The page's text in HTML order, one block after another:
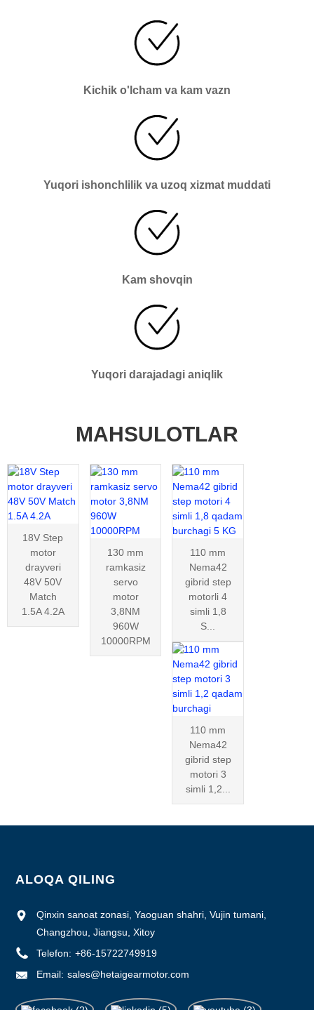
Kichik o'lcham va kam vazn
Yuqori ishonchlilik va uzoq xizmat muddati
Kam shovqin
Yuqori darajadagi aniqlik
MAHSULOTLAR
18V Step
motor
drayveri
48V 50V
Match
1.5A 4.2A
130 mm
ramkasiz
servo
motor
3,8NM
960W
10000RPM
110 mm
Nema42
gibrid step
motorli 4
simli 1,8
S...
110 mm
Nema42
gibrid step
motori 3
simli 1,2...
ALOQA QILING
Qinxin sanoat zonasi, Yaoguan shahri, Vujin tumani,
Changzhou, Jiangsu, Xitoy
Telefon: +86-15722749919
Email: sales@hetaigearmotor.com